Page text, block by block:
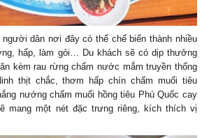
dân nơi đây có thể chế biến thành nhiều
hấp, làm gỏi… Du khách sẽ có dịp thưởng
kèm rau rừng chấm nước mắm truyền thống
thịt chắc, thơm hấp chín chấm muối tiêu
nướng chấm muối hồng tiêu Phú Quốc cay
mang một nét đặc trưng riêng, kích thích vị